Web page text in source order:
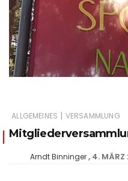
ALLGEMEINES | VERSAMMLUNG
Arndt Binninger 4. MÄRZ